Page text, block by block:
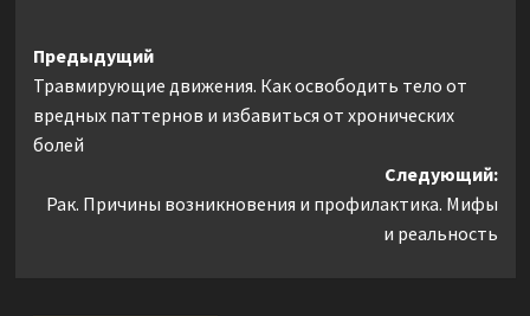
Навигация
записи
Предыдущий
Травмирующие движения. Как освободить тело от
вредных паттернов и избавиться от хронических
болей
Следующий:
Рак. Причины возникновения и профилактика. Мифы
и реальность